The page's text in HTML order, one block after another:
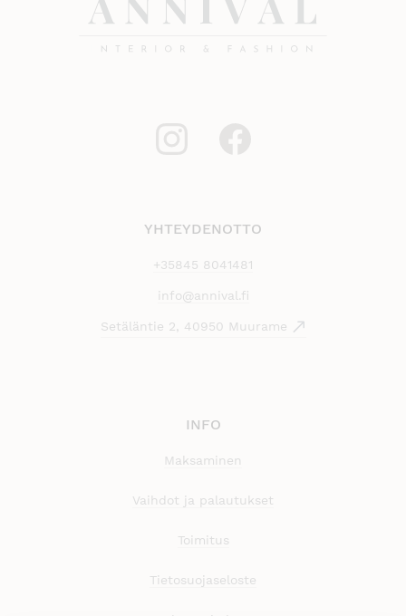
YHTEYDENOTTO
+35845 8041481
info@annival.fi
Setäläntie 2, 40950 Muurame
INFO
Maksaminen
Vaihdot ja palautukset
Toimitus
Tietosuojaseloste